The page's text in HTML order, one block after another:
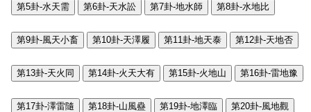
第5卦-水天需 第6卦-天水訟 第7卦-地水師 第8卦-水地比
第9卦-風天小畜 第10卦-天澤履 第11卦-地天泰 第12卦-天地否
第13卦-天火同 第14卦-火天大有 第15卦-火地山 第16卦-雷地豫
第17卦-澤雷隨 第18卦-山風蠱 第19卦-地澤臨 第20卦-風地觀